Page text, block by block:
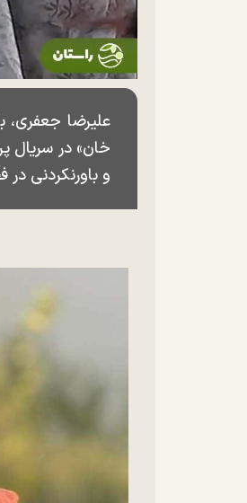
علیرضا جعفری،
خان» در سریال
و باورنکردنی